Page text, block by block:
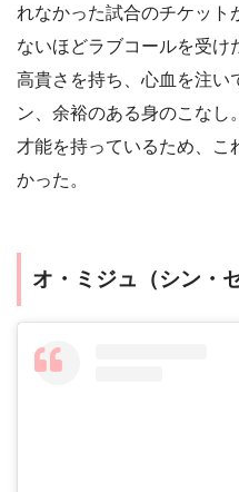
れなかった試合のチケット
ないほどラブコールを受け
高貴さを持ち、心血を注い
ン、余裕のある身のこな
才能を持っているため、こ
かった。
オ・ミジュ（シン・